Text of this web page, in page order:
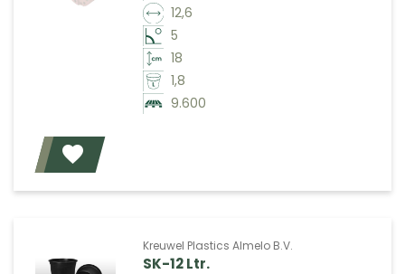
12,6
5
18
1,8
9.600
Kreuwel Plastics Almelo B.V.
SK-12 Ltr.